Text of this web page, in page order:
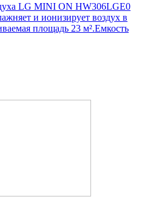
LG MINI ON HW306LGE0
и ионизирует воздух в
площадь 23 м².Емкость